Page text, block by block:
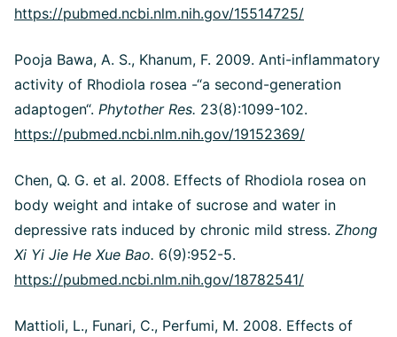
https://pubmed.ncbi.nlm.nih.gov/15514725/
Pooja Bawa, A. S., Khanum, F. 2009. Anti-inflammatory
activity of Rhodiola rosea -“a second-generation
adaptogen“. Phytother Res. 23(8):1099-102.
https://pubmed.ncbi.nlm.nih.gov/19152369/
Chen, Q. G. et al. 2008. Effects of Rhodiola rosea on
body weight and intake of sucrose and water in
depressive rats induced by chronic mild stress. Zhong
Xi Yi Jie He Xue Bao. 6(9):952-5.
https://pubmed.ncbi.nlm.nih.gov/18782541/
Mattioli, L., Funari, C., Perfumi, M. 2008. Effects of